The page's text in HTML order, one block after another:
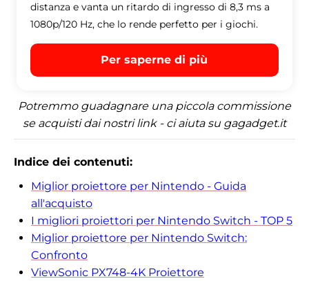
distanza e vanta un ritardo di ingresso di 8,3 ms a
1080p/120 Hz, che lo rende perfetto per i giochi.
Per saperne di più
Potremmo guadagnare una piccola commissione
se acquisti dai nostri link - ci aiuta su gagadget.it
Indice dei contenuti:
Miglior proiettore per Nintendo - Guida
all'acquisto
I migliori proiettori per Nintendo Switch - TOP 5
Miglior proiettore per Nintendo Switch:
Confronto
ViewSonic PX748-4K Proiettore